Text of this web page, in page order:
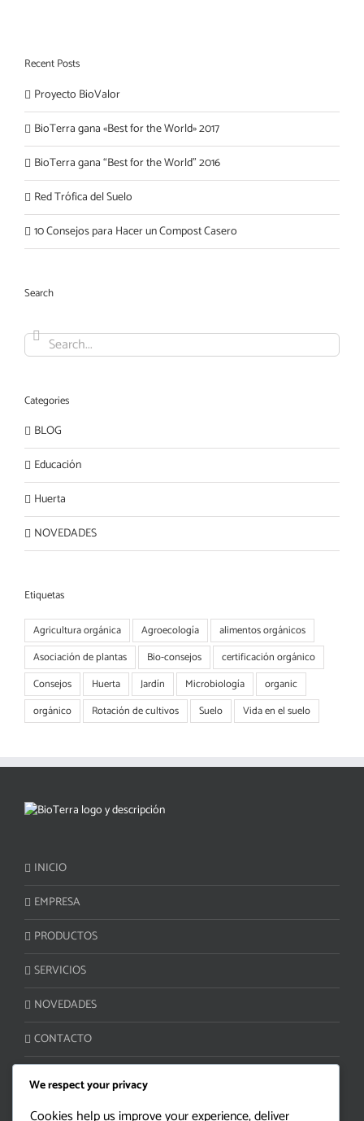
Recent Posts
Proyecto BioValor
BioTerra gana «Best for the World» 2017
BioTerra gana “Best for the World” 2016
Red Trófica del Suelo
10 Consejos para Hacer un Compost Casero
Search
for:
Categories
BLOG
Educación
Huerta
NOVEDADES
Etiquetas
Agricultura orgánica Agroecología
alimentos orgánicos
Asociación de plantas
Bio-consejos
certificación orgánico
Consejos
Huerta Jardín Microbiología
organic
orgánico
Rotación de cultivos Suelo Vida en el suelo
INICIO
EMPRESA
PRODUCTOS
SERVICIOS
NOVEDADES
CONTACTO
We respect your privacy
Cookies help us improve your experience, deliver